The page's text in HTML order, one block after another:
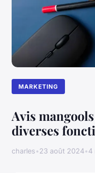
MARKETING
Avis
diverses
charles•23 août 2024•4